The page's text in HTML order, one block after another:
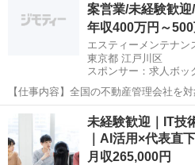
先輩と一緒に、利用者からの問い...
案営業/未経験歓
年収400万円～500
エスティーメンテナン
東京都 江戸川区
スポンサー：求人ボッ
【仕事内容】全国の不動産管理会社を
サービスをご提案いただきます。 スタ
い合わせをメインとした新規営業と契
業をメインとなるため、営業未経験の
正社員
未経験歓迎｜IT技
｜AI活用×代表直
月収265,000円